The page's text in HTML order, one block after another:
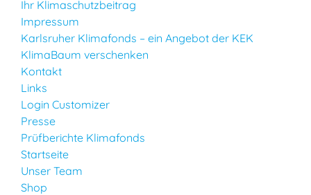
Ihr Klimaschutzbeitrag
Impressum
Karlsruher Klimafonds – ein Angebot der KEK
KlimaBaum verschenken
Kontakt
Links
Login Customizer
Presse
Prüfberichte Klimafonds
Startseite
Unser Team
Shop